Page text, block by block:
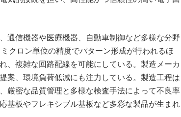
通信機器や医療機器、自動車制御など多様な分野
クロン単位の精度でパターン形成が行われるほ
、複雑な回路配線を可能にしている。製造メーカ
案、環境負荷低減にも注力している。製造工程は
厳密な品質管理と多様な検査手法によって不良率
基板やフレキシブル基板など多彩な製品が生まれ